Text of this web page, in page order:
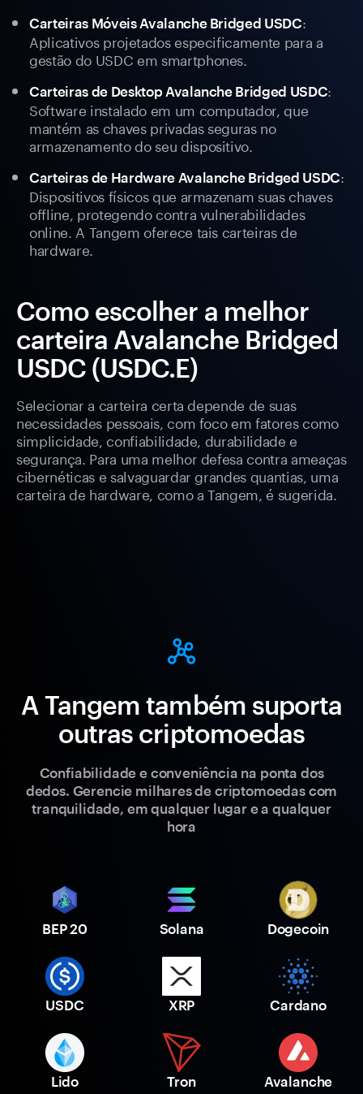
Carteiras Móveis Avalanche Bridged USDC:
Aplicativos projetados especificamente para a
gestão do USDC em smartphones.
Carteiras de Desktop Avalanche Bridged USDC:
Software instalado em um computador, que
mantém as chaves privadas seguras no
armazenamento do seu dispositivo.
Carteiras de Hardware Avalanche Bridged USDC:
Dispositivos físicos que armazenam suas chaves
offline, protegendo contra vulnerabilidades
online. A Tangem oferece tais carteiras de
hardware.
Como escolher a melhor
carteira Avalanche Bridged
USDC (USDC.E)
Selecionar a carteira certa depende de suas
necessidades pessoais, com foco em fatores como
simplicidade, confiabilidade, durabilidade e
segurança. Para uma melhor defesa contra ameaças
cibernéticas e salvaguardar grandes quantias, uma
carteira de hardware, como a Tangem, é sugerida.
A Tangem também suporta
outras criptomoedas
Confiabilidade e conveniência na ponta dos
dedos. Gerencie milhares de criptomoedas com
tranquilidade, em qualquer lugar e a qualquer
hora
BEP 20 Solana Dogecoin
USDC XRP Cardano
Lido Tron Avalanche